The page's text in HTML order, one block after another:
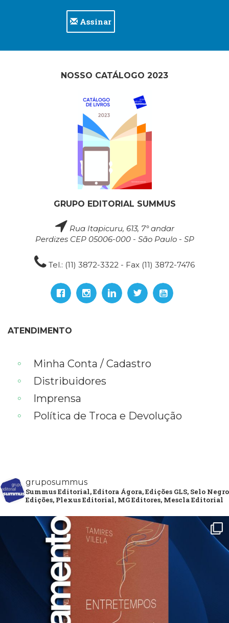
Assinar
NOSSO CATÁLOGO 2023
GRUPO EDITORIAL SUMMUS
Rua Itapicuru, 613, 7° andar
Perdizes CEP 05006-000 - São Paulo - SP
Tel.: (11) 3872-3322 - Fax (11) 3872-7476
ATENDIMENTO
Minha Conta / Cadastro
Distribuidores
Imprensa
Política de Troca e Devolução
gruposummus
Summus Editorial, Editora Ágora, Edições GLS, Selo Negro
Edições, Plexus Editorial, MG Editores, Mescla Editorial